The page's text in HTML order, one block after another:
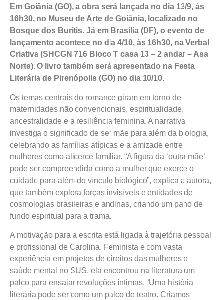
Em Goiânia (GO), a obra será lançada no dia 13/9, às
16h30, no Museu de Arte de Goiânia, localizado no
Bosque dos Buritis. Já em Brasília (DF), o evento de
lançamento acontece no dia 4/10, às 16h30, na Verbal
Criativa (SHCGN 716 Bloco T casa 13 – 2 andar – Asa
Norte). O livro também será apresentado na Festa
Literária de Pirenópolis (GO) no dia 10/10.
Os temas centrais do romance giram em torno de
maternidades não convencionais, espiritualidade,
ancestralidade e a resiliência feminina. A narrativa
investiga o significado de ser mãe para além da biologia,
celebrando as famílias atípicas e a amizade entre
mulheres como alicerce familiar. “A figura da ‘outra mãe’
pode ser compreendida como a mulher que exerce o
cuidado para além do vínculo biológico”, explica a autora,
que também explora forças invisíveis e entidades de
cosmologias brasileiras e andinas, criando um pano de
fundo espiritual para a trama.
A motivação para a escrita está ligada à trajetória pessoal
e profissional de Carolina. Feminista e com vasta
experiência em projetos de direitos das mulheres e
saúde mental no SUS, ela encontrou na literatura um
palco para ensaiar revoluções íntimas. “Uma história
literária pode ser como um palco de teatro. Criamos